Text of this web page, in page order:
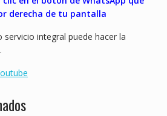
derecha de tu pantalla
integral puede hacer la